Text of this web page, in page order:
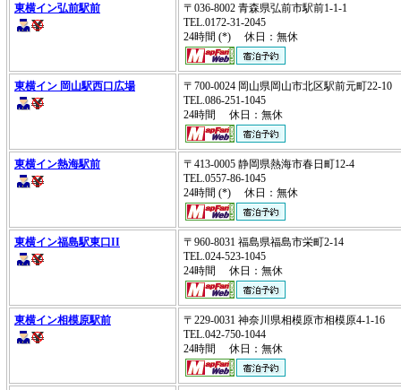
東横イン弘前駅前
〒036-8002 青森県弘前市駅前1-1-1
TEL.0172-31-2045
24時間 (*) 休日：無休
東横イン 岡山駅西口広場
〒700-0024 岡山県岡山市北区駅前元町22-
TEL.086-251-1045
24時間 休日：無休
東横イン熱海駅前
〒413-0005 静岡県熱海市春日町12-4
TEL.0557-86-1045
24時間 (*) 休日：無休
東横イン福島駅東口II
〒960-8031 福島県福島市栄町2-14
TEL.024-523-1045
24時間 休日：無休
東横イン相模原駅前
〒229-0031 神奈川県相模原市相模原4-1-16
TEL.042-750-1044
24時間 休日：無休